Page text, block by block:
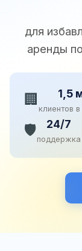
для
аренды
🏢 1,5
клиентов
🛡️ 24/7
поддержка